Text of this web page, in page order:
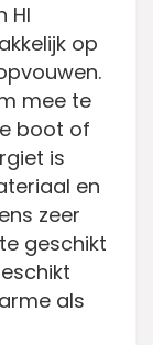
HI
op
mee te
boot of
is
en
zeer
geschikt
als